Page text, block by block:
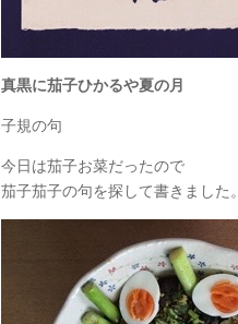
真黒に茄子ひかるや夏の月
子規の句
今日は茄子お菜だったので
茄子茄子の句を探して書きました。